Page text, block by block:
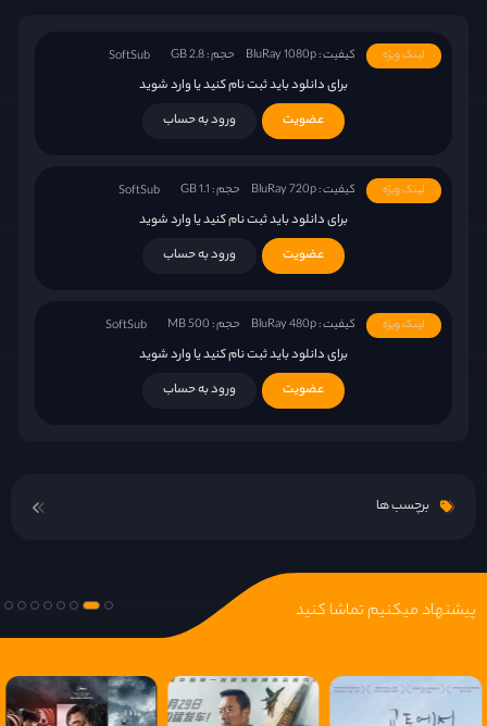
لینک ویژه کیفیت : BluRay 1080p حجم : 2.8 GB SoftSub
برای دانلود باید ثبت نام کنید یا وارد شوید
عضویت
ورود به حساب
لینک ویژه کیفیت : BluRay 720p حجم : 1.1 GB SoftSub
برای دانلود باید ثبت نام کنید یا وارد شوید
عضویت
ورود به حساب
لینک ویژه کیفیت : BluRay 480p حجم : 500 MB SoftSub
برای دانلود باید ثبت نام کنید یا وارد شوید
عضویت
ورود به حساب
برچسب ها
پیشنهاد میکنیم تماشا کنید